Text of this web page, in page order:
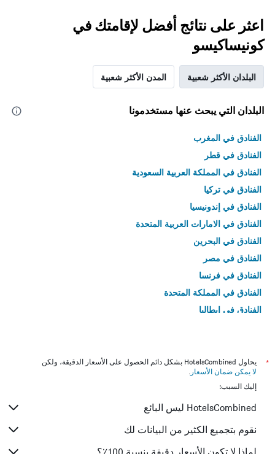
اعثر على نتائج أفضل لإقامتك في
كونيساكيسو
البلدان الأكثر شعبية المدن الأكثر شعبية
البلدان التي يبحث عنها مستخدمونا
الفنادق في المغرب
الفنادق في قطر
الفنادق في المملكة العربية السعودية
الفنادق في تركيا
الفنادق في إندونيسيا
الفنادق في الامارات العربية المتحدة
الفنادق في البحرين
الفنادق في مصر
الفنادق في فرنسا
الفنادق في المملكة المتحدة
الفنادق في إيطاليا
*
يحاول HotelsCombined بشكل دائم الحصول على الأسعار الدقيقة، ولكن
لا يمكن ضمان الأسعار .
إليك السبب:
HotelsCombined ليس البائع
نقوم بتجميع الكثير من البيانات لك
لماذا لا تكون الأسعار دقيقة بنسبة 100٪؟